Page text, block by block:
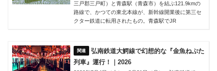
三戸郡三戸町）と青森駅（青森市）を結ぶ121.9kmの
路線で、かつての東北本線が、新幹線開業後に第三セ
クター鉄道に転用されたもの。青森駅でJR
弘南鉄道大鰐線で幻想的な『金魚ねぷた
列車』運行！｜2026